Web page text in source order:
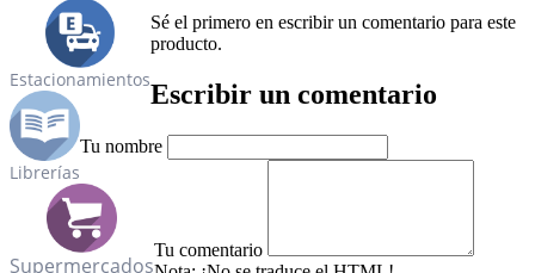
Estacionamientos
Librerías
Supermercados
Sé el primero en escribir un comentario para este
producto.
Escribir un comentario
Tu nombre
Tu comentario